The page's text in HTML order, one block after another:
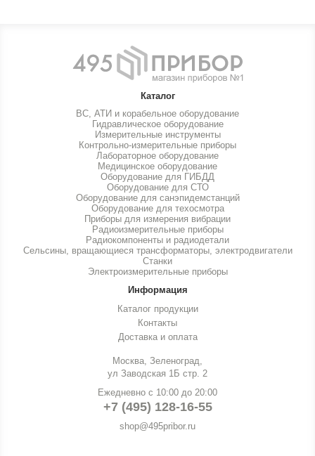
Каталог
ВС, АТИ и корабельное оборудование
Гидравлическое оборудование
Измерительные инструменты
Контрольно-измерительные приборы
Лабораторное оборудование
Медицинское оборудование
Оборудование для ГИБДД
Оборудование для СТО
Оборудование для санэпидемстанций
Оборудование для техосмотра
Приборы для измерения вибрации
Радиоизмерительные приборы
Радиокомпоненты и радиодетали
Сельсины, вращающиеся трансформаторы, электродвигатели
Станки
Электроизмерительные приборы
Информация
Каталог продукции
Контакты
Доставка и оплата
Москва, Зеленоград,
ул Заводская 1Б стр. 2
Ежедневно с 10:00 до 20:00
+7 (495) 128-16-55
shop@495pribor.ru